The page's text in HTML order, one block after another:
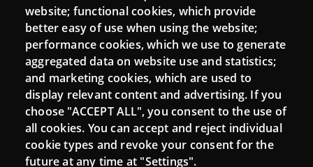
Moodle CampusLab
Connect
Contact
Newsletters
website; functional cookies, which provide
better easy of use when using the website;
performance cookies, which we use to generate
aggregated data on website use and statistics;
and marketing cookies, which are used to
display relevant content and advertising. If you
choose "ACCEPT ALL", you consent to the use of
all cookies. You can accept and reject individual
cookie types and revoke your consent for the
future at any time at "Settings".